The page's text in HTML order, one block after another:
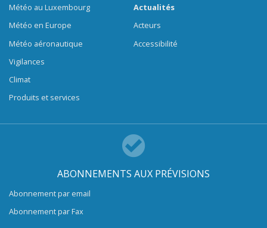
Météo au Luxembourg
Météo en Europe
Météo aéronautique
Vigilances
Climat
Produits et services
Actualités
Acteurs
Accessibilité
ABONNEMENTS AUX PRÉVISIONS
Abonnement par email
Abonnement par Fax